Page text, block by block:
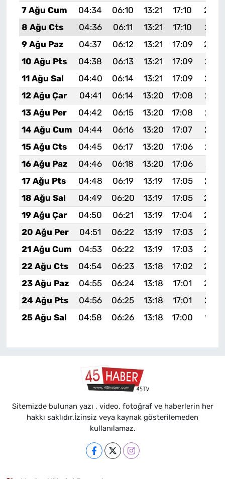
7 Ağu Cum
04:34 06:10 13:21 17:10
8 Ağu Cts
04:36 06:11 13:21 17:10
9 Ağu Paz
04:37 06:12 13:21 17:09
10 Ağu Pts
04:38 06:13 13:21 17:09
11 Ağu Sal
04:40 06:14 13:21 17:09
12 Ağu Çar
04:41 06:14 13:20 17:08
13 Ağu Per
04:42 06:15 13:20 17:08
14 Ağu Cum
04:44 06:16 13:20 17:07
15 Ağu Cts
04:45 06:17 13:20 17:06
16 Ağu Paz
04:46 06:18 13:20 17:06
20:11
17 Ağu Pts
04:48 06:19 13:19 17:05
18 Ağu Sal
04:49 06:20 13:19 17:05
19 Ağu Çar
04:50 06:21 13:19 17:04
20 Ağu Per
04:51 06:22 13:19 17:03
21 Ağu Cum
04:53 06:22 13:19 17:03
22 Ağu Cts
04:54 06:23 13:18 17:02
23 Ağu Paz
04:55 06:24 13:18 17:01
24 Ağu Pts
04:56 06:25 13:18 17:01
25 Ağu Sal
04:58 06:26 13:18 17:00
Sitemizde bulunan yazı , video, fotoğraf ve haberlerin her
hakkı saklıdır.İzinsiz veya kaynak gösterilemeden
kullanılamaz.